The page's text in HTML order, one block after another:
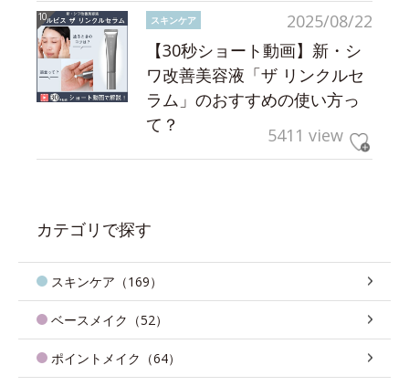
2025/08/22
スキンケア
【30秒ショート動画】新・シ
ワ改善美容液「ザ リンクルセ
ラム」のおすすめの使い方っ
て？
5411 view
カテゴリで探す
スキンケア（169）
ベースメイク（52）
ポイントメイク（64）